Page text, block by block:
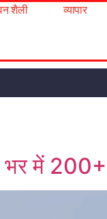
शैली व्यापार
में 200+